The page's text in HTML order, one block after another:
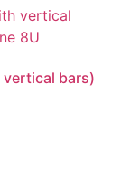
vertical bars)